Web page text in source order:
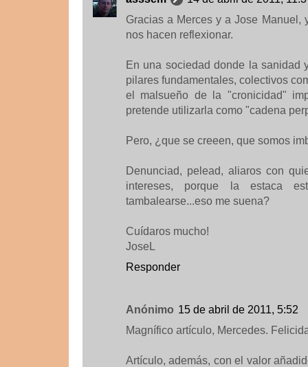
Gracias a Merces y a Jose Manuel,
nos hacen reflexionar.
En una sociedad donde la sanidad
pilares fundamentales, colectivos
el malsueño de la "cronicidad"
pretende utilizarla como "cadena
Pero, ¿que se creeen, que somos
Denunciad, pelead, aliaros con
intereses, porque la estaca
tambalearse...eso me suena?
Cuídaros mucho!
JoseL
Responder
Anónimo 15 de abril de 2011, 5:52
Magnífico artículo, Mercedes.
Artículo, además, con el valor